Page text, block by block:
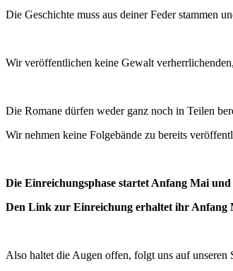
Die Geschichte muss aus deiner Feder stammen
Wir veröffentlichen keine Gewalt
Die Romane dürfen weder ganz noch in Teilen
Wir nehmen keine Folgebände zu bereits
Die Einreichungsphase startet Anfang Mai und
Den Link zur Einreichung erhaltet ihr Anfang
Also haltet die Augen offen, folgt uns auf